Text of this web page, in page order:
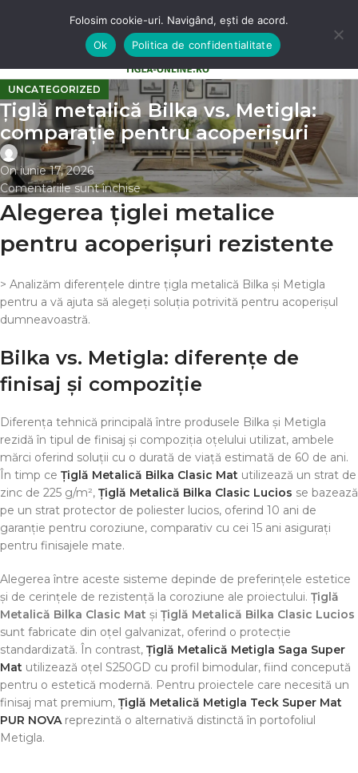
UNCATEGORIZED
Țiglă metalică Bilka vs. Metigla:
comparație pentru acoperișuri
On iunie 17, 2026
Comentariile sunt închise
Alegerea țiglei metalice
pentru acoperișuri rezistente
> Analizăm diferențele dintre țigla metalică Bilka și Metigla
pentru a vă ajuta să alegeți soluția potrivită pentru acoperișul
dumneavoastră.
Bilka vs. Metigla: diferențe de
finisaj și compoziție
Diferența tehnică principală între produsele Bilka și Metigla
rezidă în tipul de finisaj și compoziția oțelului utilizat, ambele
mărci oferind soluții cu o durată de viață estimată de 60 de ani.
În timp ce Țiglă Metalică Bilka Clasic Mat utilizează un strat de
zinc de 225 g/m², Țiglă Metalică Bilka Clasic Lucios se bazează
pe un strat protector de poliester lucios, oferind 10 ani de
garanție pentru coroziune, comparativ cu cei 15 ani asigurați
pentru finisajele mate.
Alegerea între aceste sisteme depinde de preferințele estetice
și de cerințele de rezistență la coroziune ale proiectului. Țiglă
Metalică Bilka Clasic Mat și Țiglă Metalică Bilka Clasic Lucios
sunt fabricate din oțel galvanizat, oferind o protecție
standardizată. În contrast, Țiglă Metalică Metigla Saga Super
Mat utilizează oțel S250GD cu profil bimodular, fiind concepută
pentru o estetică modernă. Pentru proiectele care necesită un
finisaj mat premium, Țiglă Metalică Metigla Teck Super Mat
PUR NOVAreprezintă o alternativă distinctă în portofoliul
Metigla.
Folosim cookie-uri. Navigând, ești de acord.
Ok
Politica de confidentialitate